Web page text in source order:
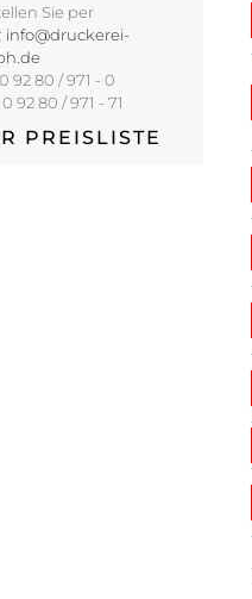
Sie per
info@druckerei-
92 80 / 971 - 0
92 80 / 971 - 71
PREISLISTE